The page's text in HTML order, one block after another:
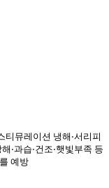
티뮤레이션 냉해·서리피
·과습·건조·햇빛부족 등
예방